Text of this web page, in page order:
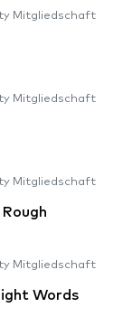
Mitgliedschaft
Mitgliedschaft
Mitgliedschaft
Mitgliedschaft
Words